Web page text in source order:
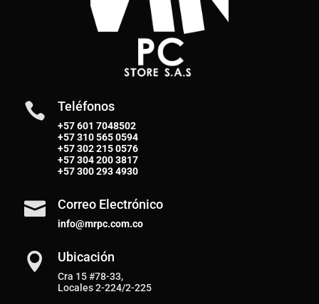
 Teléfonos
+57 601 7048502
+57310 565 0594
+57302 215 0576
+57304 200 3817
+57300 293 4930
 Correo Electrónico
info@mrpc.com.co
 Ubicación
Cra 15 #78-33,
Locales 2-224/2-225